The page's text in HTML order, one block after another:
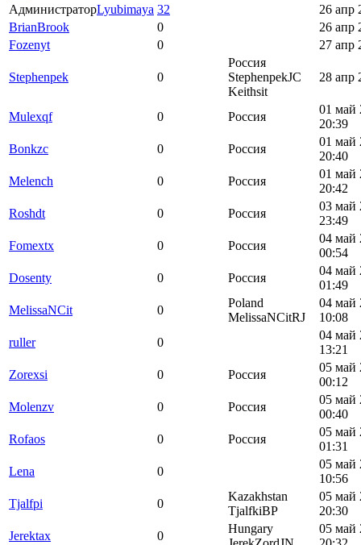
АдминистраторLyubimaya 32
26 апр
BrianBrook
0
26 апр
Fozenyt
0 27 апр
Stephenpek 0
Россия
StephenpekJC
Keithsit
28 апр
Mulexqf 0 Россия
01 май
20:39
Bonkzc
0 Россия
01 май
20:40
Melench
0 Россия
01 май
20:42
Roshdt
0 Россия
03 май
23:49
Fomextx
0 Россия
04 май
00:54
Dosenty
0 Россия
04 май
01:49
MelissaNCit
0
Poland
MelissaNCitRJ
04 май
10:08
ruller
0
04 май
13:21
Zorexsi
0 Россия
05 май
00:12
Molenzv
0 Россия
05 май
00:40
Rofaos
0 Россия
05 май
01:31
Lena
0
05 май
10:56
Tjalfpi
0
Kazakhstan
TjalfkiBP
05 май
20:30
Jerektax
0
Hungary
05 май